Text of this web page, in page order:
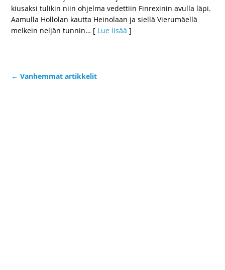
kiusaksi tulikin niin ohjelma vedettiin Finrexinin avulla läpi.
Aamulla Hollolan kautta Heinolaan ja siellä Vierumäellä
melkein neljän tunnin… [ Lue lisää ]
← Vanhemmat artikkelit